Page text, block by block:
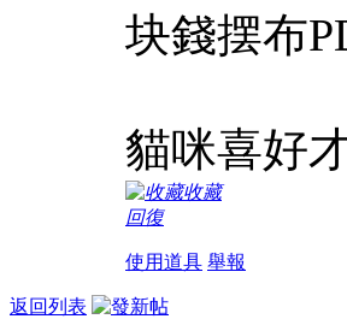
块錢摆布
貓咪喜好
收藏
回復
使用道具 舉報
返回列表